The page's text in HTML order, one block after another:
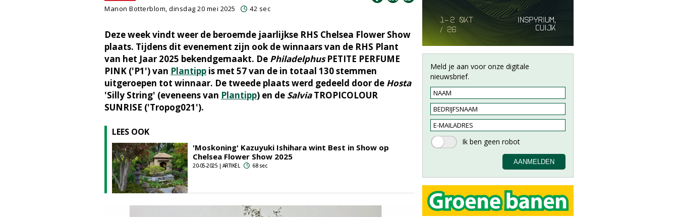
Manon Botterblom, dinsdag 20 mei 2025 42 sec
Deze week vindt weer de beroemde jaarlijkse RHS Chelsea Flower Show
plaats. Tijdens dit evenement zijn ook de winnaars van de RHS Plant
van het Jaar 2025 bekendgemaakt. De PhiladelphusPETITE PERFUME
PINK ('P1') van Plantipp is met 57 van de in totaal 130 stemmen
uitgeroepen tot winnaar. De tweede plaats werd gedeeld door de Hosta
'Silly String' (eveneens van Plantipp) en de SalviaTROPICOLOUR
SUNRISE ('Tropog021').
LEES OOK
'Moskoning' Kazuyuki Ishihara wint Best in Show op
Chelsea Flower Show 2025
20-05-2025 | ARTIKEL 68 sec
Meld je aan voor onze digitale
nieuwsbrief.